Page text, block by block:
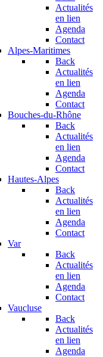
Actualités
en lien
Agenda
Contact
Alpes-Maritimes
Back
Actualités
en lien
Agenda
Contact
Bouches-du-Rhône
Back
Actualités
en lien
Agenda
Contact
Hautes-Alpes
Back
Actualités
en lien
Agenda
Contact
Var
Back
Actualités
en lien
Agenda
Contact
Vaucluse
Back
Actualités
en lien
Agenda